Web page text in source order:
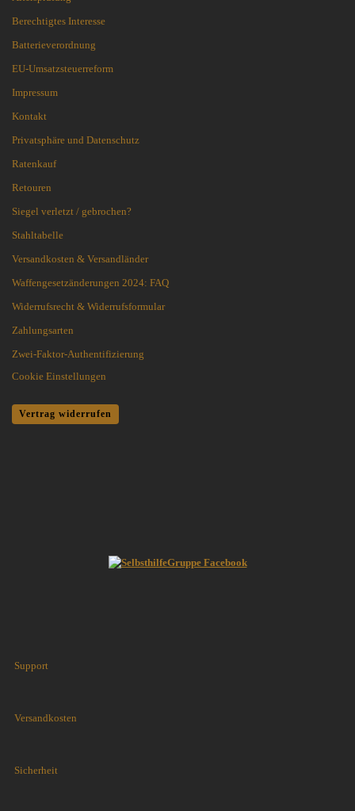
Berechtigtes Interesse
Batterieverordnung
EU-Umsatzsteuerreform
Impressum
Kontakt
Privatsphäre und Datenschutz
Ratenkauf
Retouren
Siegel verletzt / gebrochen?
Stahltabelle
Versandkosten & Versandländer
Waffengesetzänderungen 2024: FAQ
Widerrufsrecht & Widerrufsformular
Zahlungsarten
Zwei-Faktor-Authentifizierung
Cookie Einstellungen
Vertrag widerrufen
Support
Versandkosten
Sicherheit